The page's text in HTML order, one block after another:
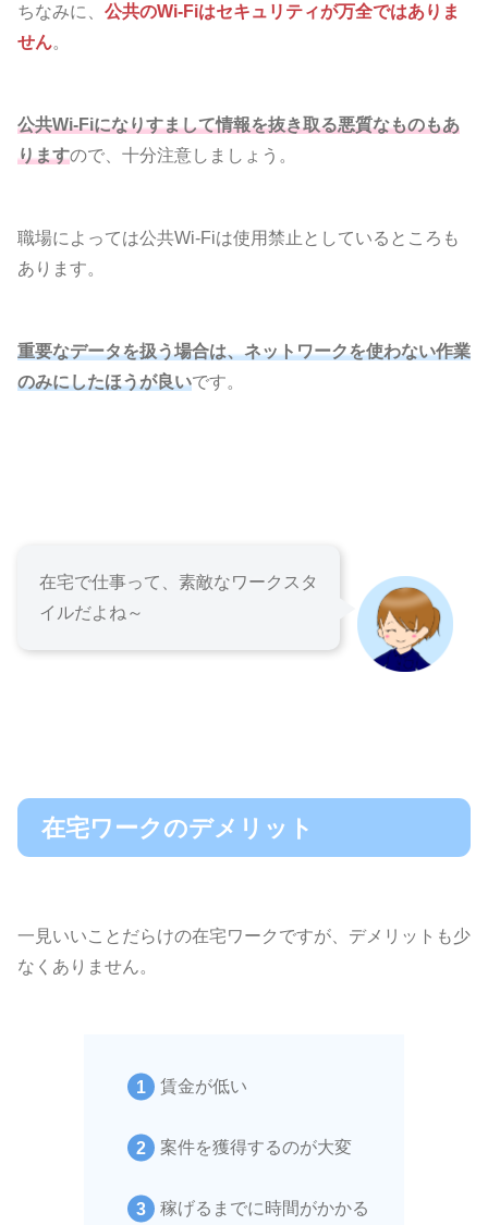
ちなみに、 公共のWi-Fiはセキュリティが万全ではありま
せん。
公共Wi-Fiになりすまして情報を抜き取る悪質なものもあ
りますので、十分注意しましょう。
職場によっては公共Wi-Fiは使用禁止としているところも
あります。
重要なデータを扱う場合は、ネットワークを使わない作業
のみにしたほうが良いです。
在宅で仕事って、素敵なワークスタ
イルだよね～
在宅ワークのデメリット
一見いいことだらけの在宅ワークですが、デメリットも少
なくありません。
賃金が低い
案件を獲得するのが大変
稼げるまでに時間がかかる